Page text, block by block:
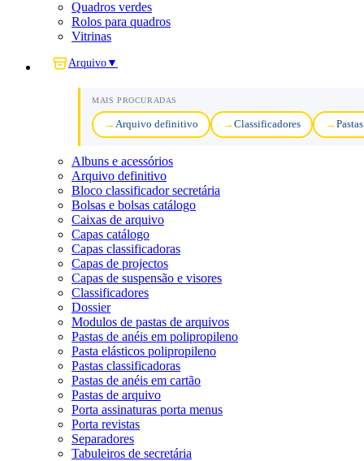
Quadros verdes
Rolos para quadros
Vitrinas
Arquivo ▼
MAIS PROCURADAS
Arquivo definitivo Classificadores
Albuns e acessórios
Arquivo definitivo
Bloco classificador secretária
Bolsas e bolsas catálogo
Caixas de arquivo
Capas catálogo
Capas classificadoras
Capas de projectos
Capas de suspensão e visores
Classificadores
Dossier
Modulos de pastas de arquivos
Pastas de anéis em polipropileno
Pasta elásticos polipropileno
Pastas classificadoras
Pastas de anéis em cartão
Pastas de arquivo
Porta assinaturas porta menus
Porta revistas
Separadores
Tabuleiros de secretária